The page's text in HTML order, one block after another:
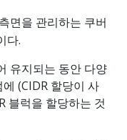
면을 관리하는 쿠버
다.
유지되는 동안 다양
(CIDR 할당이 사
블럭을 할당하는 것